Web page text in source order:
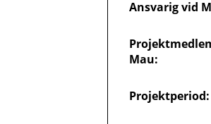
Ansvarig vid
Mau:
Projektperiod: